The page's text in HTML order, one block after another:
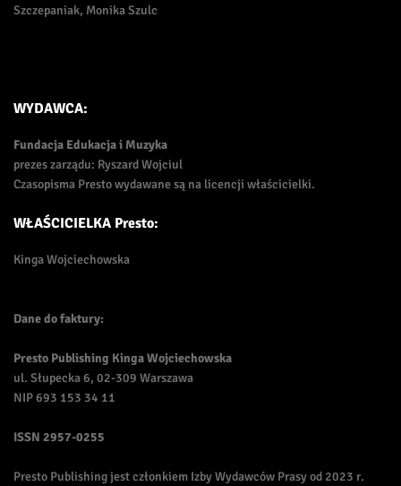
Szczepaniak, Monika Szulc
WYDAWCA:
Fundacja Edukacja i Muzyka
prezes zarządu: Ryszard Wojciul
Czasopisma Presto wydawane są na licencji właścicielki.
WŁAŚCICIELKA Presto:
Kinga Wojciechowska
Dane do faktury:
Presto Publishing Kinga Wojciechowska
ul. Słupecka 6, 02-309 Warszawa
NIP 693 153 34 11
ISSN 2957-0255
Presto Publishing jest członkiem Izby Wydawców Prasy od 2023 r.